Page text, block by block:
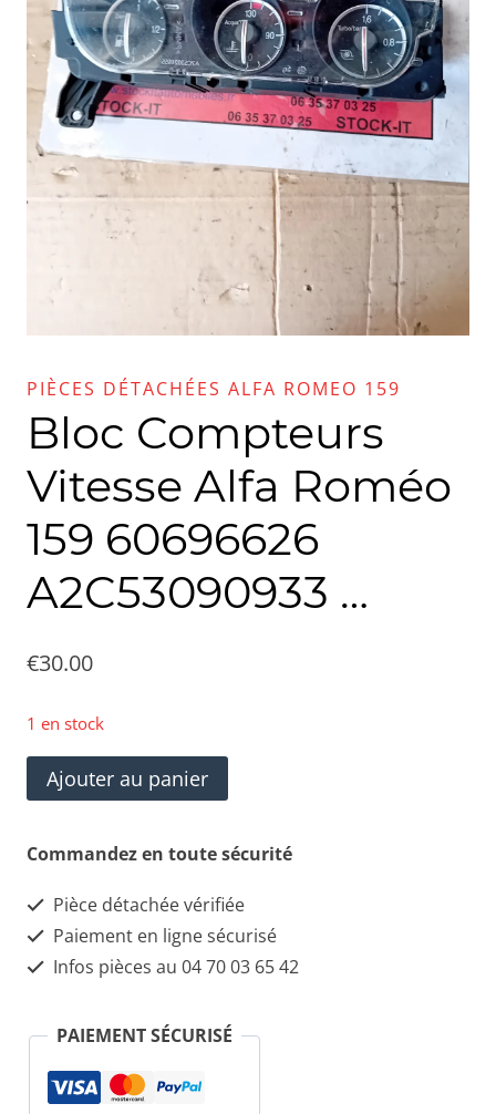
PIÈCES DÉTACHÉES ALFA ROMEO 159
Bloc Compteurs
Vitesse Alfa Roméo
159 60696626
A2C53090933 …
€30.00
1 en stock
quantité
de
Bloc
Vitesse
Alfa
A2C53090933
Ajouter au panier
Commandez en toute sécurité
Pièce détachée vérifiée
Paiement en ligne sécurisé
Infos pièces au 04 70 03 65 42
PAIEMENT SÉCURISÉ